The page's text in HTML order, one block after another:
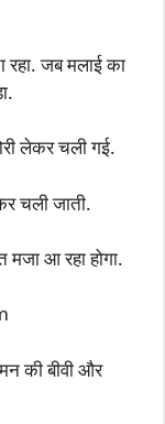
रहा. जब मलाई का
लेकर चली गई.
चली जाती.
आ रहा होगा.
की बीवी और